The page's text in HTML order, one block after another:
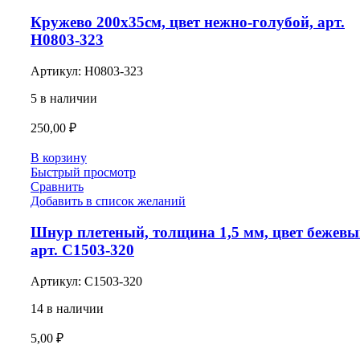
Кружево 200х35см, цвет нежно-голубой, арт.
Н0803-323
Артикул: Н0803-323
5 в наличии
250,00 ₽
В корзину
Быстрый просмотр
Сравнить
Добавить в список желаний
Шнур плетеный, толщина 1,5 мм, цвет
арт. С1503-320
Артикул: С1503-320
14 в наличии
5,00 ₽